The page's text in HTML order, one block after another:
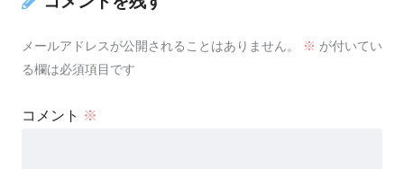
メールアドレスが公開されることはありません。 ※ が付いてい
る欄は必須項目です
コメント ※